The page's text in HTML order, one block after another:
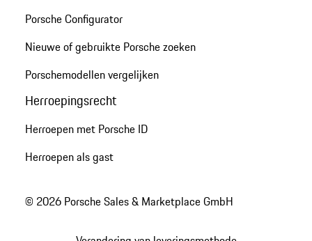
Porsche Configurator
Nieuwe of gebruikte Porsche zoeken
Porschemodellen vergelijken
Herroepingsrecht
Herroepen met Porsche ID
Herroepen als gast
© 2026 Porsche Sales & Marketplace GmbH